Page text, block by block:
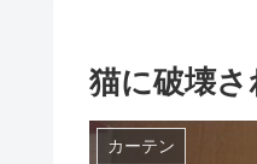
猫に破壊
カーテン